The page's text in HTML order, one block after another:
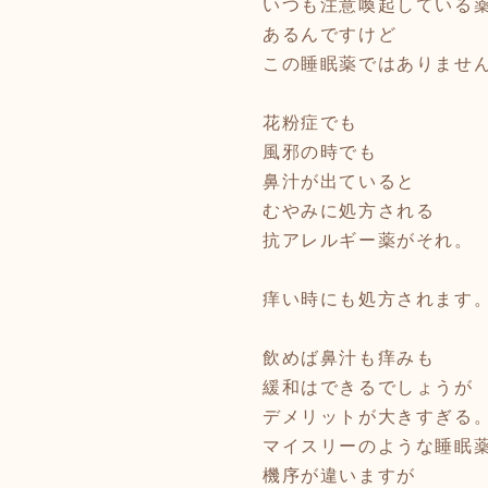
いつも注意喚起している
あるんですけど
この睡眠薬ではありません
花粉症でも
風邪の時でも
鼻汁が出ていると
むやみに処方される
抗アレルギー薬がそれ。
痒い時にも処方されます。
飲めば鼻汁も痒みも
緩和はできるでしょうが
デメリットが大きすぎる。
マイスリーのような睡眠
機序が違いますが